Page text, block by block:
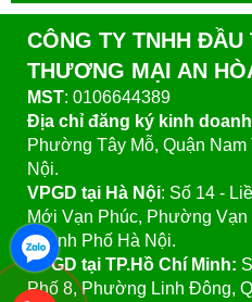
CÔNG TY TNHH ĐẦU
THƯƠNG MẠI AN
MST: 0106644389
Địa chỉ đăng ký kinh doanh
Phường Tây Mỗ, Quận
Nội.
VPGD tại Hà Nội: Số 14 -
Mới Vạn Phúc, Phường
Thành Phố Hà Nội.
VPGD tại TP.Hồ Chí Minh:
Phố 8, Phường Linh Đông,